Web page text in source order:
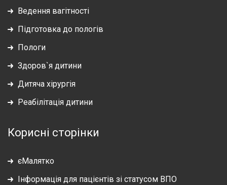
Ведення вагітності
Підготовка до пологів
Пологи
Здоров`я дитини
Дитяча хірургія
Реабілітація дитини
Корисні сторінки
єМалятко
Інформація для пацієнтів зі статусом ВПО